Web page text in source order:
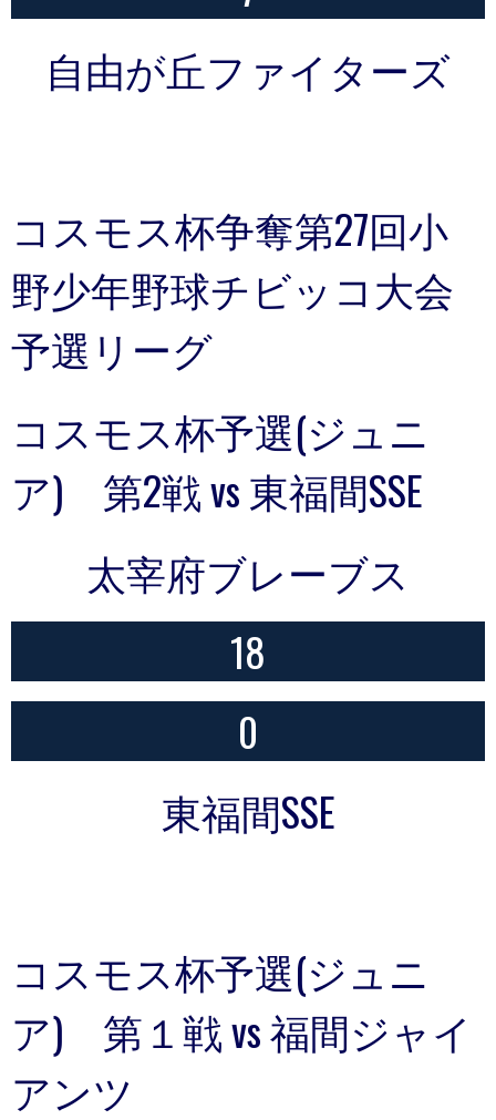
自由が丘ファイターズ
コスモス杯争奪第27回小
野少年野球チビッコ大会
予選リーグ
コスモス杯予選(ジュニ
ア) 第2戦 vs 東福間SSE
太宰府ブレーブス
18
0
東福間SSE
コスモス杯予選(ジュニ
ア) 第１戦 vs 福間ジャイ
アンツ